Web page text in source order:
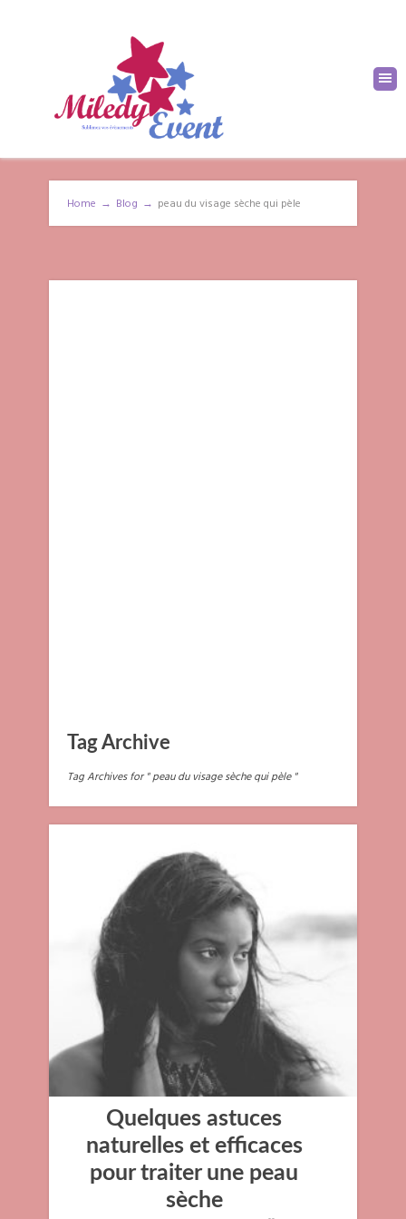
Home → Blog → peau du visage sèche qui pèle
Tag Archive
Tag Archives for " peau du visage sèche qui pèle "
Quelques astuces
naturelles et efficaces
pour traiter une peau
sèche